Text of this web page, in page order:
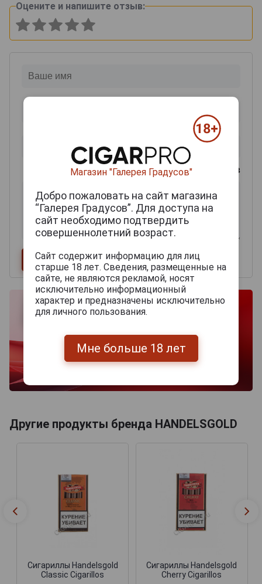
Оцените и напишите отзыв:
0из 2000 знаков
Другие продукты бренда HANDELSGOLD
Сигариллы Handelsgold
Classic Cigarillos
Сигариллы Handelsgold
Cherry Cigarillos
Магазин "Галерея Градусов"
Добро пожаловать на сайт магазина
“Галерея Градусов”. Для доступа на
сайт необходимо подтвердить
совершеннолетний возраст.
Сайт содержит информацию для лиц
старше 18 лет. Сведения, размещенные на
сайте, не являются рекламой, носят
исключительно информационный
характер и предназначены исключительно
для личного пользования.
Мне больше 18 лет